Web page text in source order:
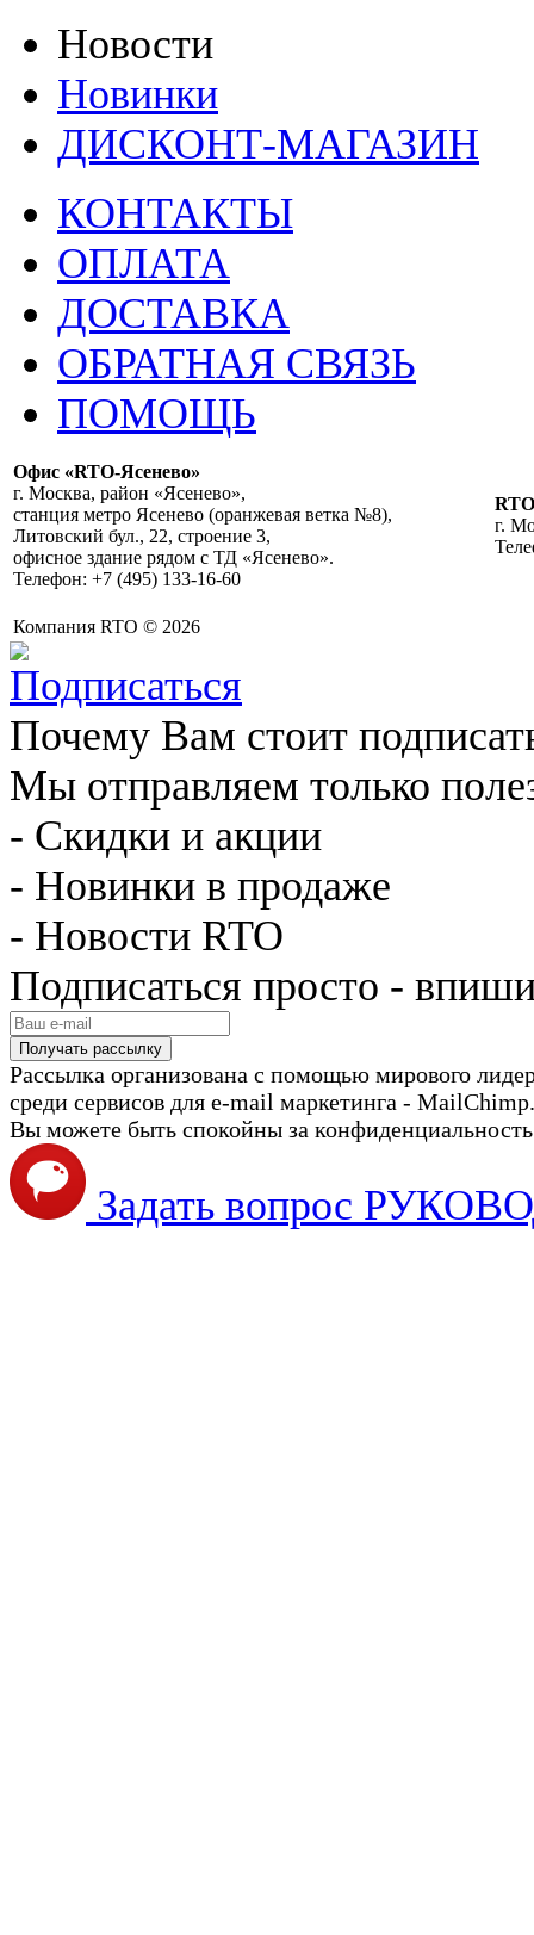
Новости
Новинки
ДИСКОНТ-МАГАЗИН
КОНТАКТЫ
ОПЛАТА
ДОСТАВКА
ОБРАТНАЯ СВЯЗЬ
ПОМОЩЬ
Офис «RTO-Ясенево»
г. Москва, район «Ясенево»,
станция метро Ясенево (оранжевая ветка №8),
Литовский бул., 22, строение 3,
офисное здание рядом с ТД «Ясенево».
Телефон: +7 (495) 133-16-60
г.
Компания RTO © 2026
Почему Вам стоит
Мы отправляем только
- Скидки и акции
- Новинки в продаже
- Новости RTO
Подписаться просто -
Рассылка организована с помощью мирового
среди сервисов для e-mail маркетинга - MailChimp.
Вы можете быть спокойны за
Задать вопрос